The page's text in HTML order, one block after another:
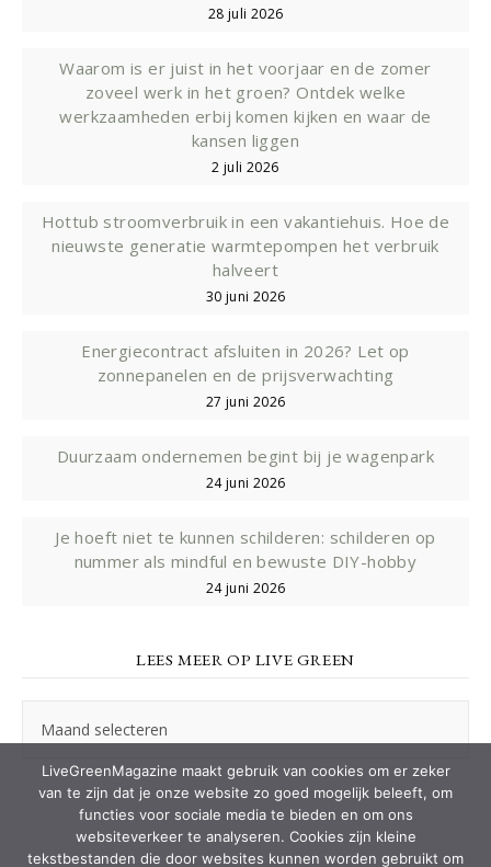
28 juli 2026
Waarom is er juist in het voorjaar en de zomer
zoveel werk in het groen? Ontdek welke
werkzaamheden erbij komen kijken en waar de
kansen liggen
2 juli 2026
Hottub stroomverbruik in een vakantiehuis. Hoe de
nieuwste generatie warmtepompen het verbruik
halveert
30 juni 2026
Energiecontract afsluiten in 2026? Let op
zonnepanelen en de prijsverwachting
27 juni 2026
Duurzaam ondernemen begint bij je wagenpark
24 juni 2026
Je hoeft niet te kunnen schilderen: schilderen op
nummer als mindful en bewuste DIY-hobby
24 juni 2026
LEES MEER OP LIVE GREEN
meer
LiveGreenMagazine maakt gebruik van cookies om er zeker
van te zijn dat je onze website zo goed mogelijk beleeft, om
functies voor sociale media te bieden en om ons
websiteverkeer te analyseren. Cookies zijn kleine
tekstbestanden die door websites kunnen worden gebruikt om